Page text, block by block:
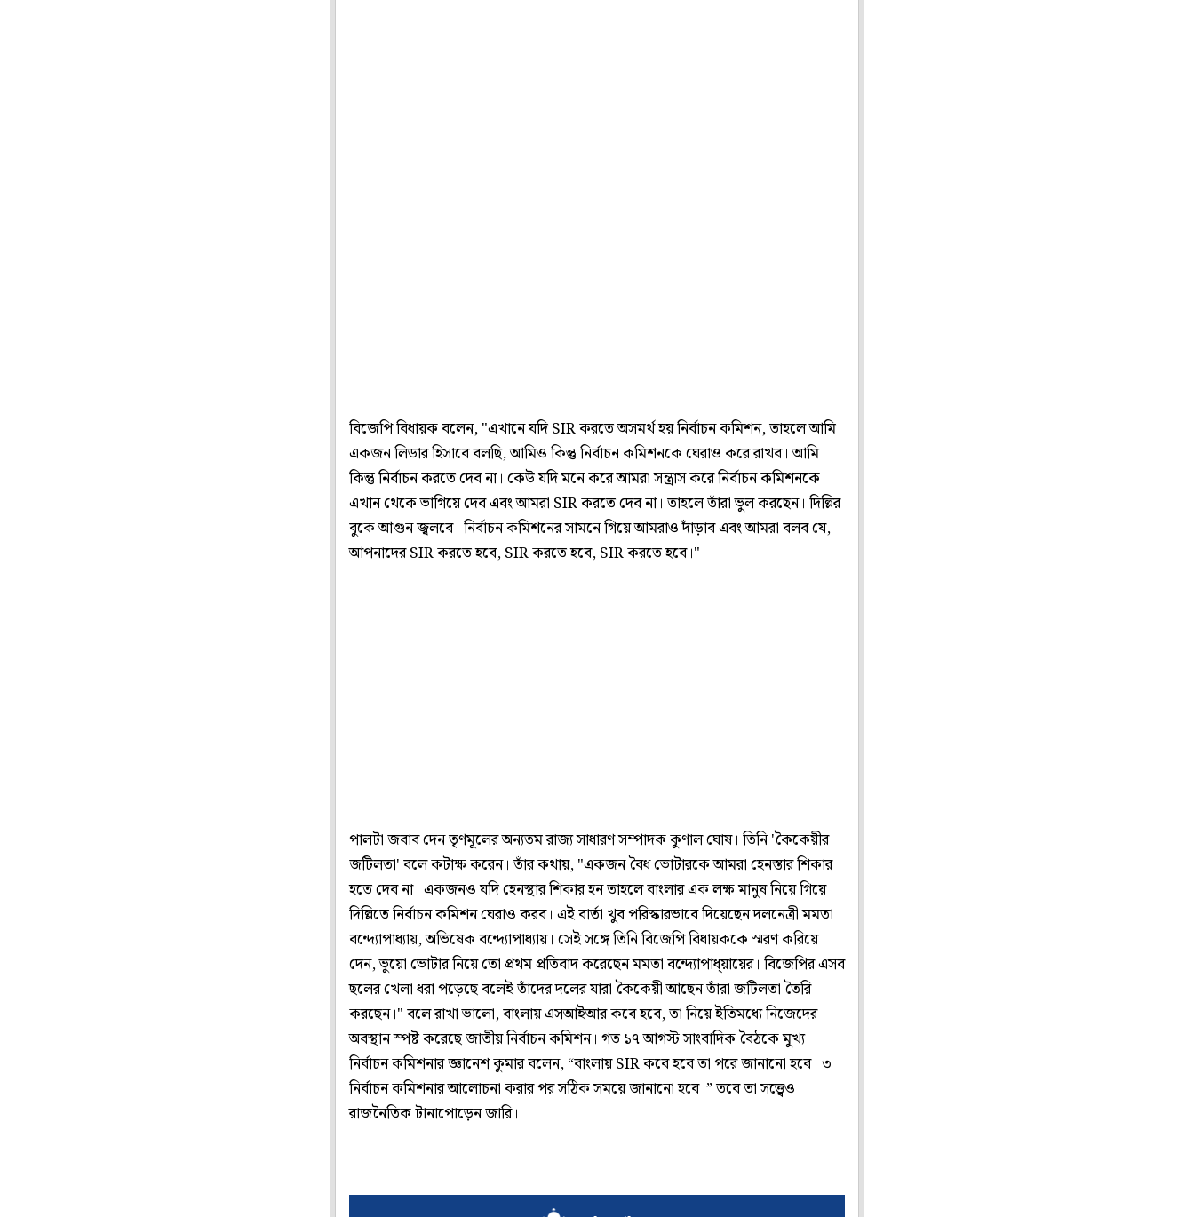
বিজেপি বিধায়ক বলেন, "এখানে যদি SIR করতে অসমর্থ হয় নির্বাচন কমিশন, তাহলে আমি
একজন লিডার হিসাবে বলছি, আমিও কিন্তু নির্বাচন কমিশনকে ঘেরাও করে রাখব। আমি
কিন্তু নির্বাচন করতে দেব না। কেউ যদি মনে করে আমরা সন্ত্রাস করে নির্বাচন কমিশনকে
এখান থেকে ভাগিয়ে দেব এবং আমরা SIR করতে দেব না। তাহলে তাঁরা ভুল করছেন। দিল্লির
বুকে আগুন জ্বলবে। নির্বাচন কমিশনের সামনে গিয়ে আমরাও দাঁড়াব এবং আমরা বলব যে,
আপনাদের SIR করতে হবে, SIR করতে হবে, SIR করতে হবে।"
পালটা জবাব দেন তৃণমূলের অন্যতম রাজ্য সাধারণ সম্পাদক কুণাল ঘোষ। তিনি 'কৈকেয়ীর
জটিলতা' বলে কটাক্ষ করেন। তাঁর কথায়, "একজন বৈধ ভোটারকে আমরা হেনস্তার শিকার
হতে দেব না। একজনও যদি হেনস্থার শিকার হন তাহলে বাংলার এক লক্ষ মানুষ নিয়ে গিয়ে
দিল্লিতে নির্বাচন কমিশন ঘেরাও করব। এই বার্তা খুব পরিস্কারভাবে দিয়েছেন দলনেত্রী মমতা
বন্দ্যোপাধ্যায়, অভিষেক বন্দ্যোপাধ্যায়। সেই সঙ্গে তিনি বিজেপি বিধায়ককে স্মরণ করিয়ে
দেন, ভুয়ো ভোটার নিয়ে তো প্রথম প্রতিবাদ করেছেন মমতা বন্দ্যোপাধ্য়ায়ের। বিজেপির এসব
ছলের খেলা ধরা পড়েছে বলেই তাঁদের দলের যারা কৈকেয়ী আছেন তাঁরা জটিলতা তৈরি
করছেন।" বলে রাখা ভালো, বাংলায় এসআইআর কবে হবে, তা নিয়ে ইতিমধ্যে নিজেদের
অবস্থান স্পষ্ট করেছে জাতীয় নির্বাচন কমিশন। গত ১৭ আগস্ট সাংবাদিক বৈঠকে মুখ্য
নির্বাচন কমিশনার জ্ঞানেশ কুমার বলেন, “বাংলায় SIR কবে হবে তা পরে জানানো হবে। ৩
নির্বাচন কমিশনার আলোচনা করার পর সঠিক সময়ে জানানো হবে।” তবে তা সত্ত্বেও
রাজনৈতিক টানাপোড়েন জারি।